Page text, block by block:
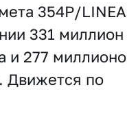
354P/
331 миллион
и 277
Движется по